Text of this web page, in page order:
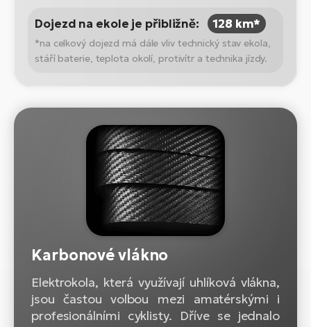
Dojezd na ekole je přibližně: 128 km*
*na celkový dojezd má dále vliv technický stav ekola,
stáří baterie, teplota okolí, protivítr a technika jízdy.
Karbonové vlákno
Elektrokola, která využívají uhlíková vlákna,
jsou častou volbou mezi amatérskými i
profesionálními cyklisty. Dříve se jednalo